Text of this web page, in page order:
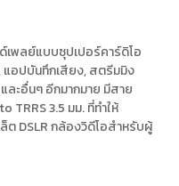
เพลย์แบบซุปเปอร์คาร์ดิโอ
แอปบันทึกเสียง, สตรีมมิง
ละอื่นๆ อีกมากมาย มีสาย
TRRS 3.5 มม. ที่ทำให้
ต DSLR กล้องวิดีโอสำหรับผู้